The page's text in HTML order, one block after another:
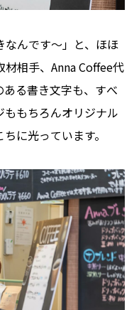
んです～」と、ほほ
相手、Anna Coffee代
る書き文字も、すべ
もちろんオリジナル
に光っています。